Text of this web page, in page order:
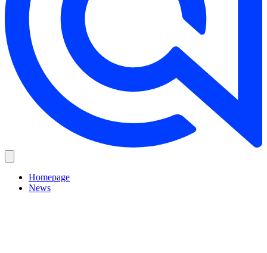
Homepage
News